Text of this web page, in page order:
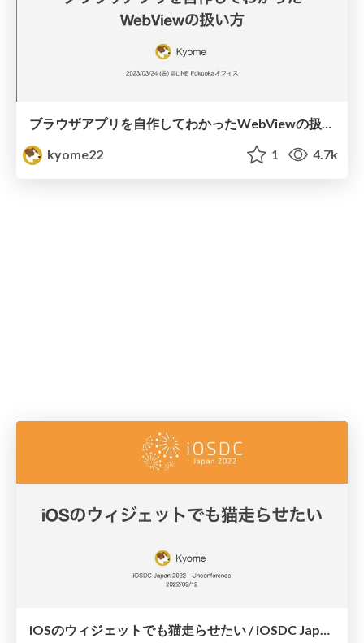
ブラウザアプリを自作してわかったWebViewの扱い方/iOS Meetup in 福岡
kyome22
1 4.7k